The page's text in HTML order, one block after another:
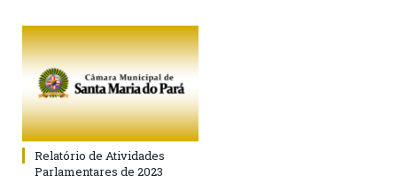
Relatório de Atividades
Parlamentares de 2023